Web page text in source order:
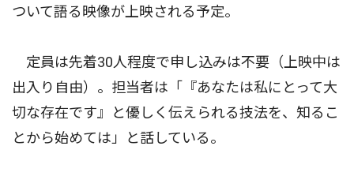
ついて語る映像が上映される予定。
定員は先着30人程度で申し込みは不要（上映中は
出入り自由）。担当者は「『あなたは私にとって大
切な存在です』と優しく伝えられる技法を、知るこ
とから始めては」と話している。